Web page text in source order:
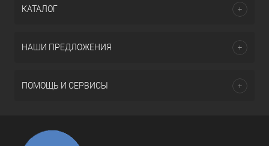
КАТАЛОГ
НАШИ ПРЕДЛОЖЕНИЯ
ПОМОЩЬ И СЕРВИСЫ